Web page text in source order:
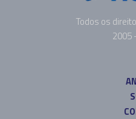
Todos os
2005